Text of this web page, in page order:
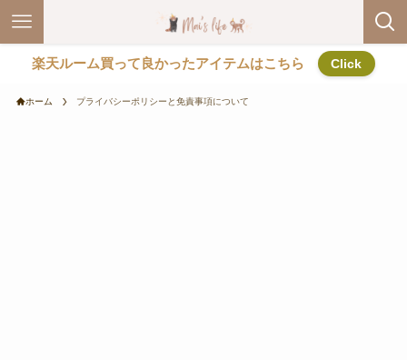
楽天ルーム買って良かったアイテムはこちら Click
ホーム プライバシーポリシーと免責事項について